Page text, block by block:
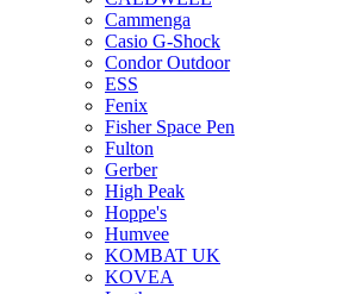
Cammenga
Casio G-Shock
Condor Outdoor
ESS
Fenix
Fisher Space Pen
Fulton
Gerber
High Peak
Hoppe's
Humvee
KOMBAT UK
KOVEA